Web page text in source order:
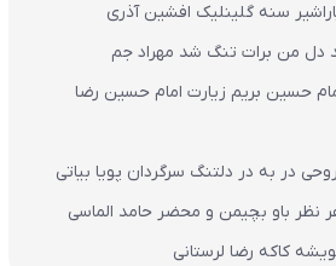
سنه گلینلیک افشین آذری
دل من برات تنگ شد مهراد جم
حسین بریم زیارت امام حسین رضا
در به در دلتنگ سرگردان پویا بیاتی
نظر باو بچیمن و محضر حامد الماسی
کاکه رضا لرستانی